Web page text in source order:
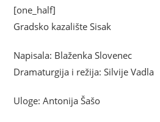
[one_half]
Gradsko kazalište Sisak
Napisala: Blaženka Slovenec
Dramaturgija i režija: Silvije Vadla
Uloge: Antonija Šašo